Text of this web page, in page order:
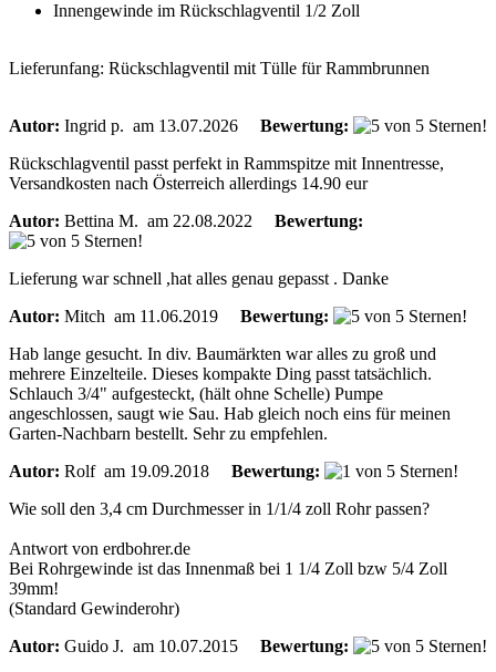
Innengewinde im Rückschlagventil 1/2 Zoll
Lieferunfang: Rückschlagventil mit Tülle für Rammbrunnen
Autor: Ingrid p. am 13.07.2026
Bewertung:
Rückschlagventil passt perfekt in Rammspitze mit Innentresse,
Versandkosten nach Österreich allerdings 14.90 eur
Autor: Bettina M. am 22.08.2022 Bewertung:
Lieferung war schnell ,hat alles genau gepasst . Danke
Autor: Mitch am 11.06.2019
Bewertung:
Hab lange gesucht. In div. Baumärkten war alles zu groß und
mehrere Einzelteile. Dieses kompakte Ding passt tatsächlich.
Schlauch 3/4" aufgesteckt, (hält ohne Schelle) Pumpe
angeschlossen, saugt wie Sau. Hab gleich noch eins für meinen
Garten-Nachbarn bestellt. Sehr zu empfehlen.
Autor: Rolf am 19.09.2018
Bewertung:
Wie soll den 3,4 cm Durchmesser in 1/1/4 zoll Rohr passen?
Antwort von erdbohrer.de
Bei Rohrgewinde ist das Innenmaß bei 1 1/4 Zoll bzw 5/4 Zoll
39mm!
(Standard Gewinderohr)
Autor: Guido J. am 10.07.2015
Bewertung: